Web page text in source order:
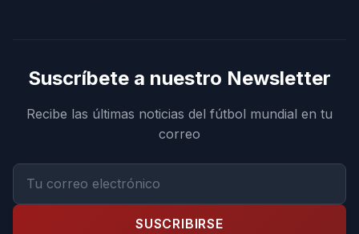
Suscríbete a nuestro Newsletter
Recibe las últimas noticias del fútbol mundial en tu
correo
SUSCRIBIRSE